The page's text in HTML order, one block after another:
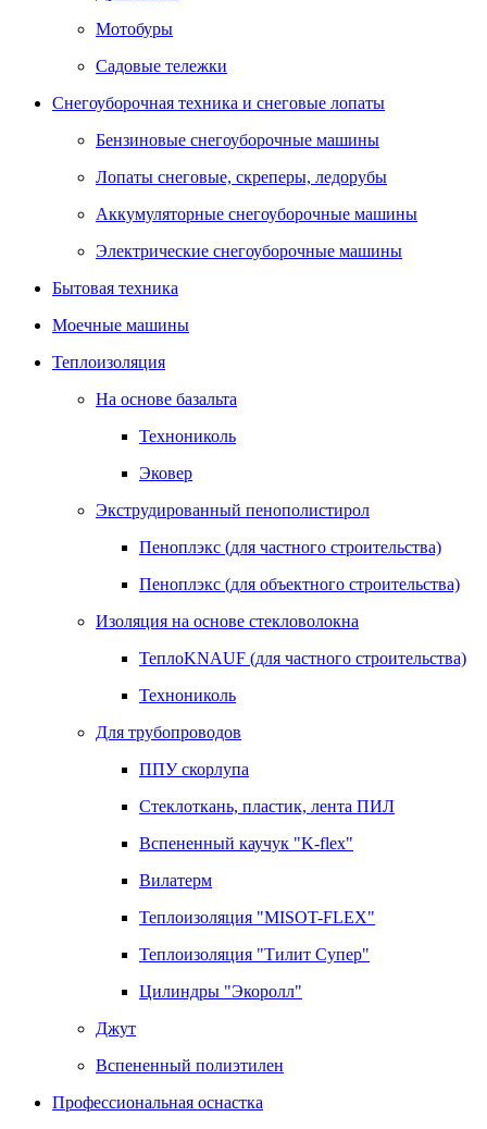
Мотобуры
Садовые тележки
Снегоуборочная техника и снеговые лопаты
Бензиновые снегоуборочные машины
Лопаты снеговые, скреперы, ледорубы
Аккумуляторные снегоуборочные машины
Электрические снегоуборочные машины
Бытовая техника
Моечные машины
Теплоизоляция
На основе базальта
Технониколь
Эковер
Экструдированный пенополистирол
Пеноплэкс (для частного строительства)
Пеноплэкс (для объектного строительства)
Изоляция на основе стекловолокна
ТеплоKNAUF (для частного строительства)
Технониколь
Для трубопроводов
ППУ скорлупа
Стеклоткань, пластик, лента ПИЛ
Вспененный каучук "K-flex"
Вилатерм
Теплоизоляция "MISOT-FLEX"
Теплоизоляция "Тилит Супер"
Цилиндры "Экоролл"
Джут
Вспененный полиэтилен
Профессиональная оснастка